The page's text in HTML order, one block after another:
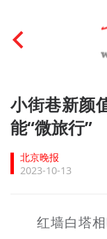
首页
文明创建
文明实践
未成年人思想
小街巷新颜
能“微旅行”
北京晚报
2023-10-13
红墙白塔